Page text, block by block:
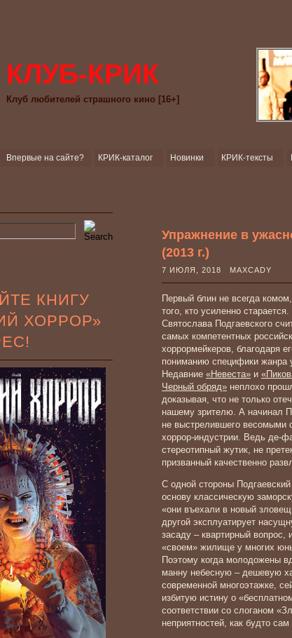
КЛУБ-КРИК
Клуб любителей страшного кино [16+]
Впервые на сайте? КРИК-каталог Новинки КРИК-тексты
КНИГУ
ХОРРОР»
Упражнение в
(2013 г.)
7 ИЮЛЯ, 2018 MAXCADY
Первый блин не всегда
того, кто усиленно
Святослава Подгаевского
самых компетентных
хоррормейкеров, благодаря
пониманию специфики жанра
Недавние «Невеста» и
Черный обряд» неплохо
доказывая, что не только
нашему зрителю. А начинал
не выстрелившего весомыми
хоррор-индустрии. Ведь де-
стереотипный жутик, не
призванный качественно
С одной стороны Подгаевский
основу классическую
«они въехали в новый
другой эксплуатирует
засаду – квартирный вопрос,
«своем» жилище у многих
Поэтому когда молодожены
манну небесную – дешевую
современной многоэтажке,
избитую истину о
соответствии со слоганом
неприятностей, как будто